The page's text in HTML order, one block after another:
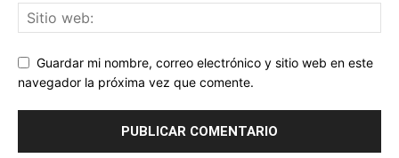
Guardar mi nombre, correo electrónico y sitio web en este
navegador la próxima vez que comente.